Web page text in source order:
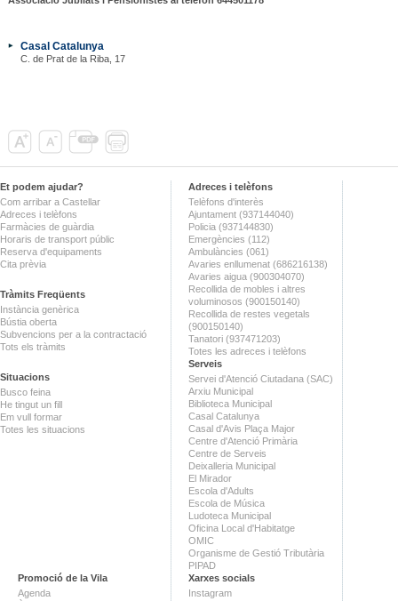
Casal Catalunya
C. de Prat de la Riba, 17
Et podem ajudar?
Com arribar a Castellar
Adreces i telèfons
Farmàcies de guàrdia
Horaris de transport públic
Reserva d'equipaments
Cita prèvia
Tràmits Freqüents
Instància genèrica
Bústia oberta
Subvencions per a la contractació
Tots els tràmits
Situacions
Busco feina
He tingut un fill
Em vull formar
Totes les situacions
Adreces i telèfons
Telèfons d'interès
Ajuntament (937144040)
Policia (937144830)
Emergències (112)
Ambulàncies (061)
Avaries enllumenat (686216138)
Avaries aigua (900304070)
Recollida de mobles i altres
voluminosos (900150140)
Recollida de restes vegetals
(900150140)
Tanatori (937471203)
Totes les adreces i telèfons
Serveis
Servei d'Atenció Ciutadana (SAC)
Arxiu Municipal
Biblioteca Municipal
Casal Catalunya
Casal d'Avis Plaça Major
Centre d'Atenció Primària
Centre de Serveis
Deixalleria Municipal
El Mirador
Escola d'Adults
Escola de Música
Ludoteca Municipal
Oficina Local d'Habitatge
OMIC
Organisme de Gestió Tributària
PIPAD
Promoció de la Vila
Agenda
Xarxes socials
Instagram